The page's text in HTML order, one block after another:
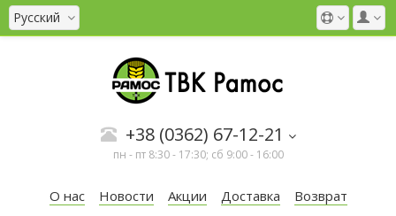
Русский
+38 (0362) 67-12-21
пн - пт 8:30 - 17:30; сб 9:00 - 16:00
О нас Новости Акции Доставка
Возврат